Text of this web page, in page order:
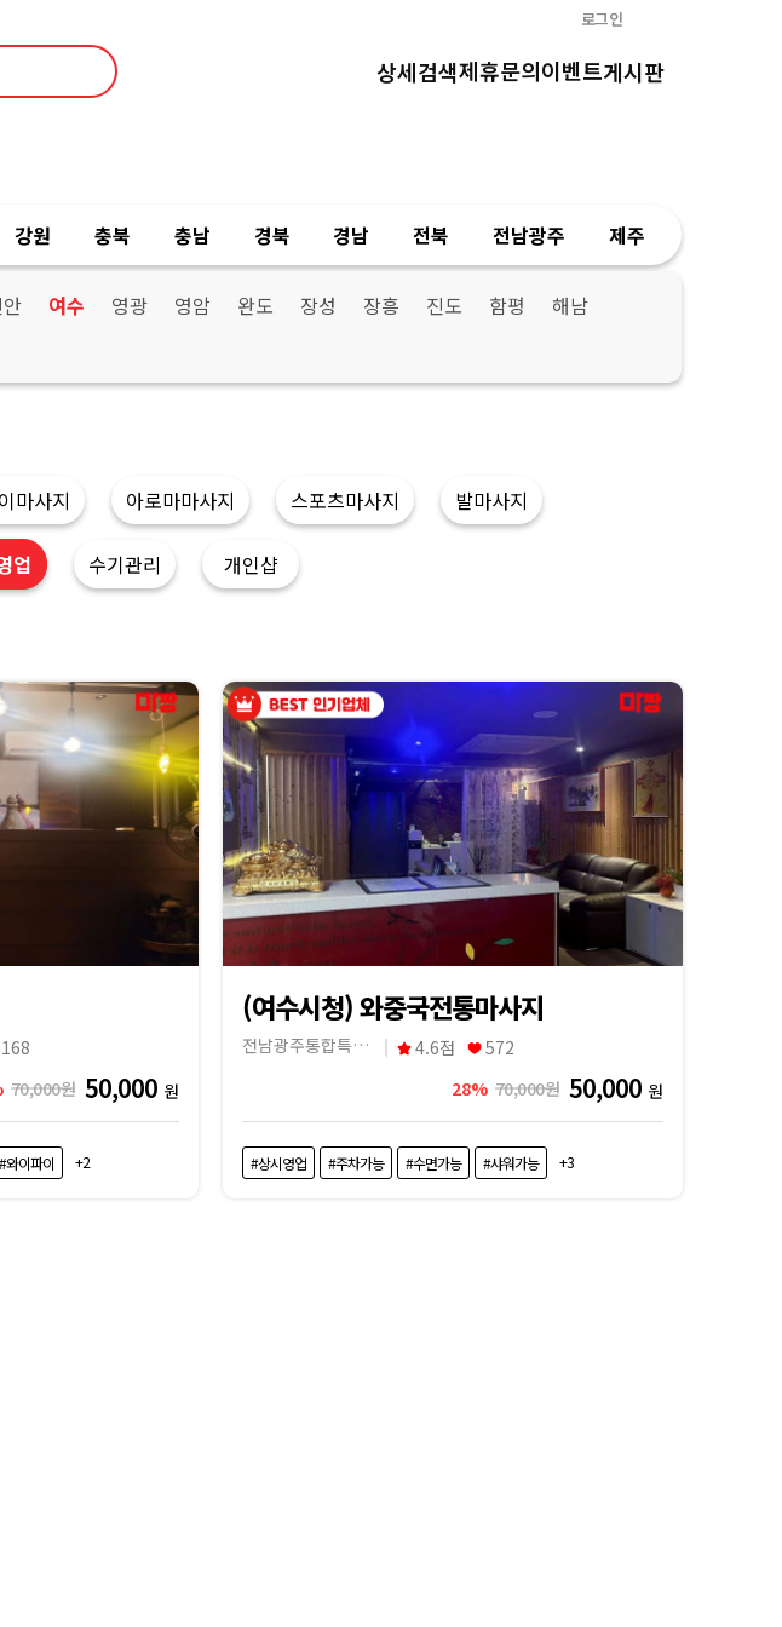
로그인
상세검색제휴문의이벤트게시판
강원 충북 충남 경북 경남 전북 전남광주 제주
여수 영광 영암 완도 장성 장흥 진도 함평
해남
마사지 아로마마사지 스포츠마사지 발마사지
업 수기관리 개인샵
168
70,000원 50,000 원
#와이파이 +2
(여수시청) 와중국전통마사지
전남광주통합특별시 여수시 4.6점
572
28% 70,000원 50,000 원
#상시영업 #주차가능 #수면가능 #샤워가능 +3